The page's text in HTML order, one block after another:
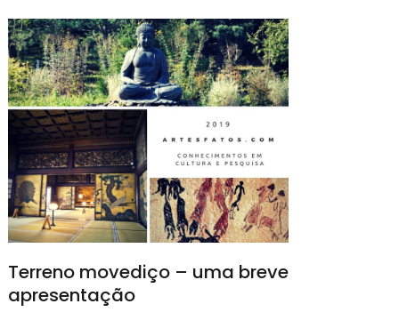
Terreno movediço – uma breve
apresentação